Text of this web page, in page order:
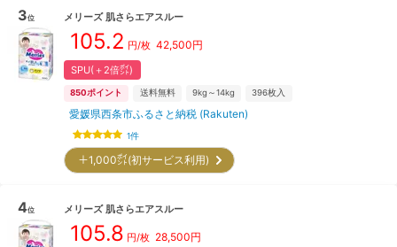
3位 メリーズ 肌さらエアスルー
105.2 円/枚 42,500円
SPU(＋2倍㌽)
850ポイント 送料無料 9kg～14kg 396枚入
愛媛県西条市ふるさと納税 (Rakuten)
1件
＋1,000㌽(初サービス利用)
4位 メリーズ 肌さらエアスルー
105.8 円/枚 28,500円